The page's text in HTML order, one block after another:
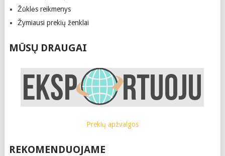
Žūklės reikmenys
Žymiausi prekių ženklai
MŪSŲ DRAUGAI
Prekių apžvalgos
REKOMENDUOJAME